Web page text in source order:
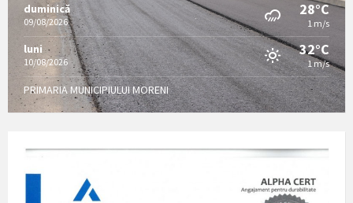
duminică
09/08/2026
28°C
1 m/s
luni
10/08/2026
32°C
1 m/s
PRIMARIA MUNICIPIULUI MORENI